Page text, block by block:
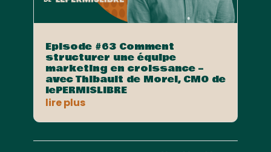
Episode #63 Comment
structurer une équipe
marketing en croissance –
avec Thibault de Morel, CMO de
lePERMISLIBRE
lire plus